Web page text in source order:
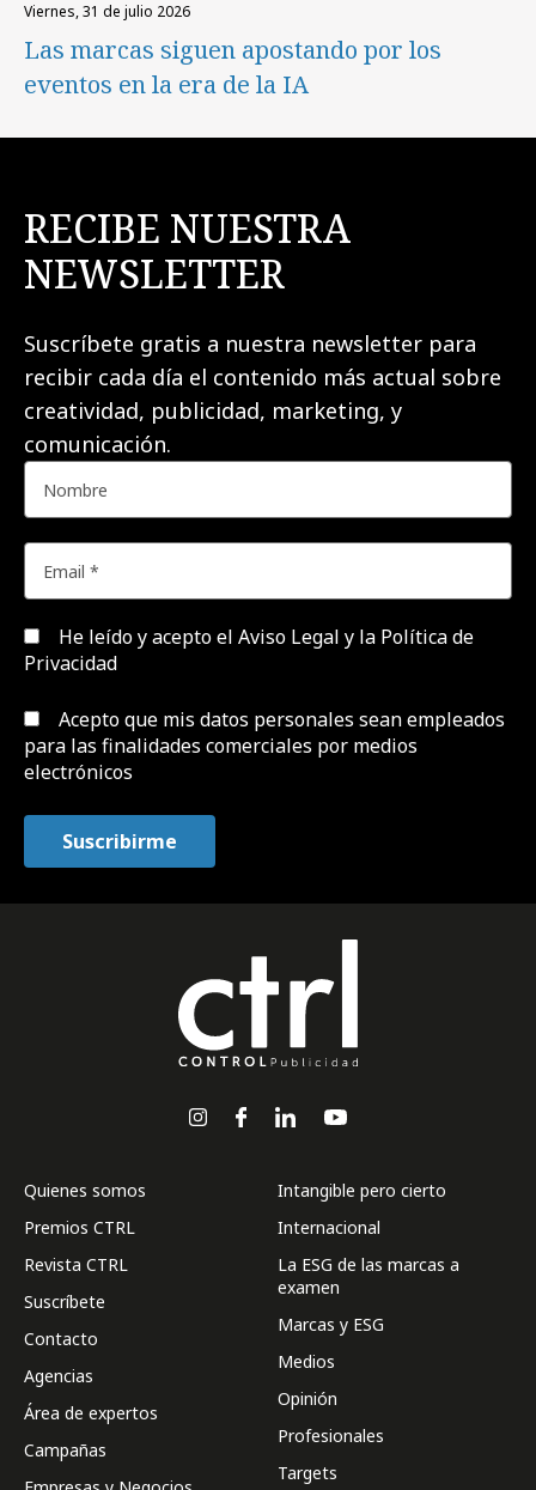
viernes, 31 de julio 2026
Las marcas siguen apostando por los
eventos en la era de la IA
RECIBE NUESTRA
NEWSLETTER
Suscríbete gratis a nuestra newsletter para
recibir cada día el contenido más actual sobre
creatividad, publicidad, marketing, y
comunicación.
He leído y acepto el Aviso Legal y la Política de
Privacidad
Acepto que mis datos personales sean empleados
para las finalidades comerciales por medios
electrónicos
Quienes somos
Premios CTRL
Revista CTRL
Suscríbete
Contacto
Agencias
Área de expertos
Campañas
Intangible pero cierto
Internacional
La ESG de las marcas a
examen
Marcas y ESG
Medios
Opinión
Profesionales
Targets